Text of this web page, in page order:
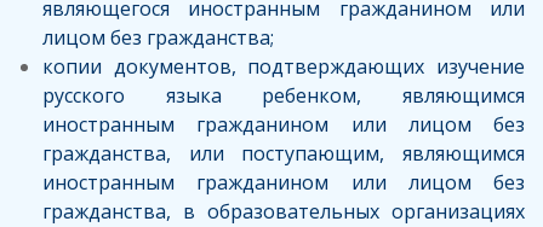
являющегося иностранным гражданином или
лицом без гражданства;
копии документов, подтверждающих изучение
русского языка ребенком, являющимся
иностранным гражданином или лицом без
гражданства, или поступающим, являющимся
иностранным гражданином или лицом без
гражданства, в образовательных организациях